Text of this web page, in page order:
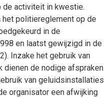
de activiteit in kwestie.
het politiereglement op de
in de
en laatst gewijzigd in de
Inzake het gebruik van
de nodige afspraken
van geluidsinstallaties
organisator een afwijking